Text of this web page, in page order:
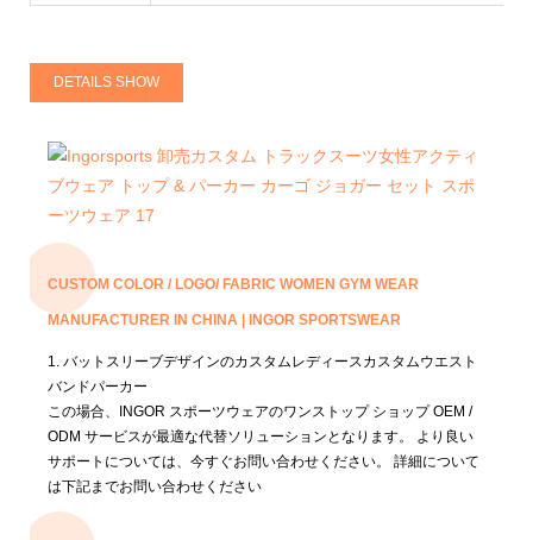
DETAILS SHOW
CUSTOM COLOR / LOGO/ FABRIC WOMEN GYM WEAR
MANUFACTURER IN CHINA | INGOR SPORTSWEAR
1. バットスリーブデザインのカスタムレディースカスタムウエスト
バンドパーカー
この場合、INGOR スポーツウェアのワンストップ ショップ OEM /
ODM サービスが最適な代替ソリューションとなります。
より良い
サポートについては、今すぐお問い合わせください。 詳細について
は下記までお問い合わせください